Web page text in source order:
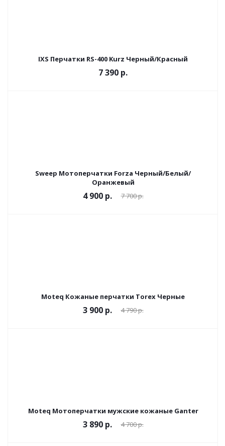
IXS Перчатки RS-400 Kurz Черный/Красный
7 390 р.
Sweep Мотоперчатки Forza Черный/Белый/
Оранжевый
4 900 р. 7 700 р.
Moteq Кожаные перчатки Torex Черные
3 900 р. 4 790 р.
Moteq Мотоперчатки мужские кожаные Ganter
3 890 р. 4 700 р.